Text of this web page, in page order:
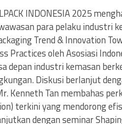
INDONESIA 2025
para pelaku industri
Trend & Innovation
Practices oleh Asosiasi
depan industri kemasan
Diskusi berlanjut
Kenneth Tan membahas
terkini yang mendorong
dengan seminar